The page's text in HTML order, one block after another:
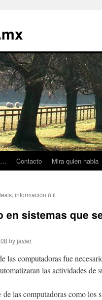
Contacto Mira quien habla
información útil
en sistemas que
byjavier
las computadoras fue
las actividades de
de las computadoras como los